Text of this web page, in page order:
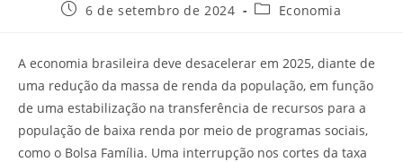
6 de setembro de 2024 Economia
A economia brasileira deve desacelerar em 2025, diante de
uma redução da massa de renda da população, em função
de uma estabilização na transferência de recursos para a
população de baixa renda por meio de programas sociais,
como o Bolsa Família. Uma interrupção nos cortes da taxa